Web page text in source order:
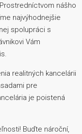
nášho
najvýhodnejšie
spolupráci s
Vám
realitných kancelárii
pre
je poistená
Buďte nároční,